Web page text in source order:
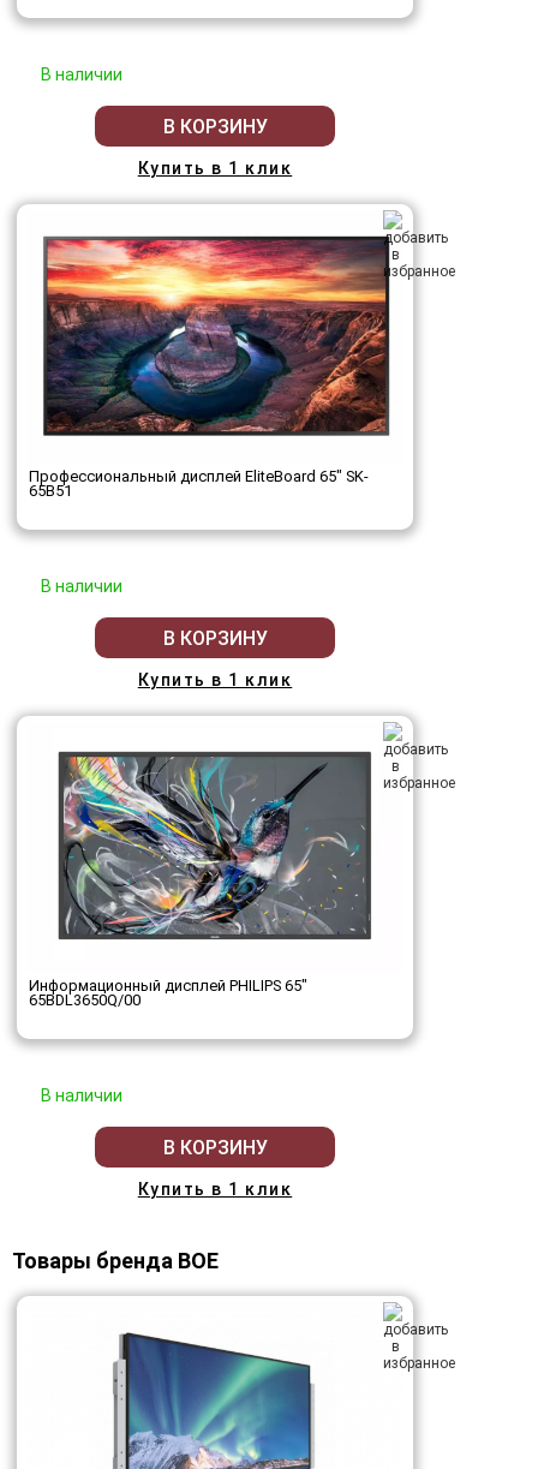
В наличии
В КОРЗИНУ
Купить в 1 клик
Профессиональный дисплей EliteBoard 65" SK-
65B51
В наличии
В КОРЗИНУ
Купить в 1 клик
Информационный дисплей PHILIPS 65"
65BDL3650Q/00
В наличии
В КОРЗИНУ
Купить в 1 клик
Товары бренда BOE